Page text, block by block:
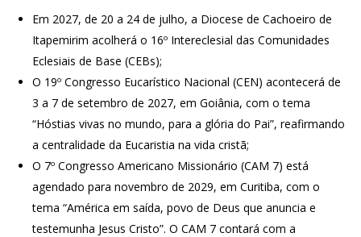
Em 2027, de 20 a 24 de julho, a Diocese de Cachoeiro de
Itapemirim acolherá o 16º Intereclesial das Comunidades
Eclesiais de Base (CEBs);
O 19º Congresso Eucarístico Nacional (CEN) acontecerá de
3 a 7 de setembro de 2027, em Goiânia, com o tema
“Hóstias vivas no mundo, para a glória do Pai”, reafirmando
a centralidade da Eucaristia na vida cristã;
O 7º Congresso Americano Missionário (CAM 7) está
agendado para novembro de 2029, em Curitiba, com o
tema “América em saída, povo de Deus que anuncia e
testemunha Jesus Cristo”. O CAM 7 contará com a